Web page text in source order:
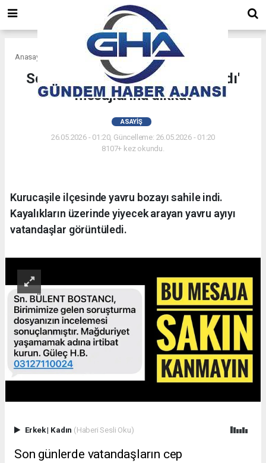
Anasayfa
Soruşturma Dosyanız Sonuçlandı'
mesajlarına dikkat
ASAYIŞ
26.05.2026 - 01:20, Güncelleme: 26.05.2026 - 01:20
8107+ kez okundu.
Kurucaşile ilçesinde yavru bozayı sahile indi.
Kayalıkların üzerinde yiyecek arayan yavru ayıyı
vatandaşlar görüntüledi.
Erkek| Kadın (Haberi Sesli Oku)
Son günlerde vatandaşların cep